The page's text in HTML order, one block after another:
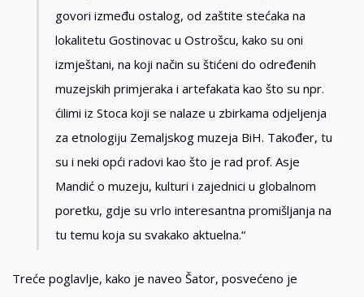
govori između ostalog, od zaštite stećaka na
lokalitetu Gostinovac u Ostrošcu, kako su oni
izmještani, na koji način su štićeni do određenih
muzejskih primjeraka i artefakata kao što su npr.
ćilimi iz Stoca koji se nalaze u zbirkama odjeljenja
za etnologiju Zemaljskog muzeja BiH. Također, tu
su i neki opći radovi kao što je rad prof. Asje
Mandić o muzeju, kulturi i zajednici u globalnom
poretku, gdje su vrlo interesantna promišljanja na
tu temu koja su svakako aktuelna.“
Treće poglavlje, kako je naveo Šator, posvećeno je